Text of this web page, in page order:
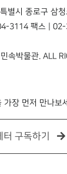
별시 종로구 삼
3114 팩스 |
속박물관. ALL
가장 먼저 만나보
터 구독하기